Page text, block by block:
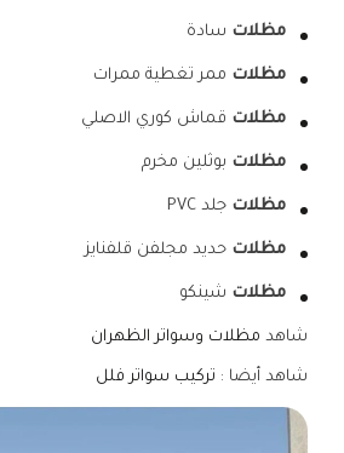
مظلات سادة
مظلات ممر تغطية ممرات
مظلات قماش كوري الاصلي
مظلات بوثلين مخرم
مظلات جلد PVC
مظلات حديد مجلفن قلفنايز
مظلات شينكو
شاهد مظلات وسواتر الظهران
شاهد أيضا : تركيب سواتر فلل